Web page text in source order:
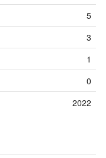
5
3
1
0
2022